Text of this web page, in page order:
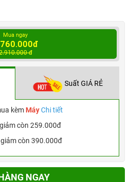
Mua ngay
đ
Suất GIÁ RẺ
kèm MáyChi tiết
giảm còn 259.000đ
giảm còn 390.000đ
NGAY